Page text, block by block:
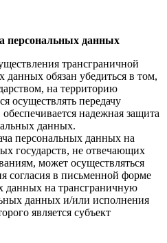
персональных данных
трансграничной
данных обязан убедиться в том,
на территорию
осуществлять передачу
надежная защита
данных.
персональных данных на
государств, не отвечающих
может осуществляться
согласия в письменной форме
данных на трансграничную
данных и/или исполнения
является субъект